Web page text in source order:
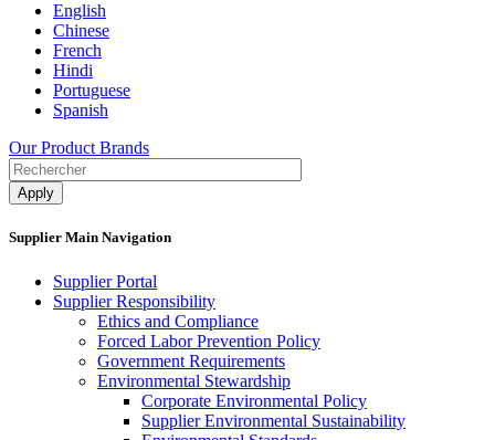
English
Chinese
French
Hindi
Portuguese
Spanish
Our Product Brands
Supplier Main Navigation
Supplier Portal
Supplier Responsibility
Ethics and Compliance​
Forced Labor Prevention Policy​
Government Requirements
Environmental Stewardship
Corporate Environmental Policy
Supplier Environmental Sustainability